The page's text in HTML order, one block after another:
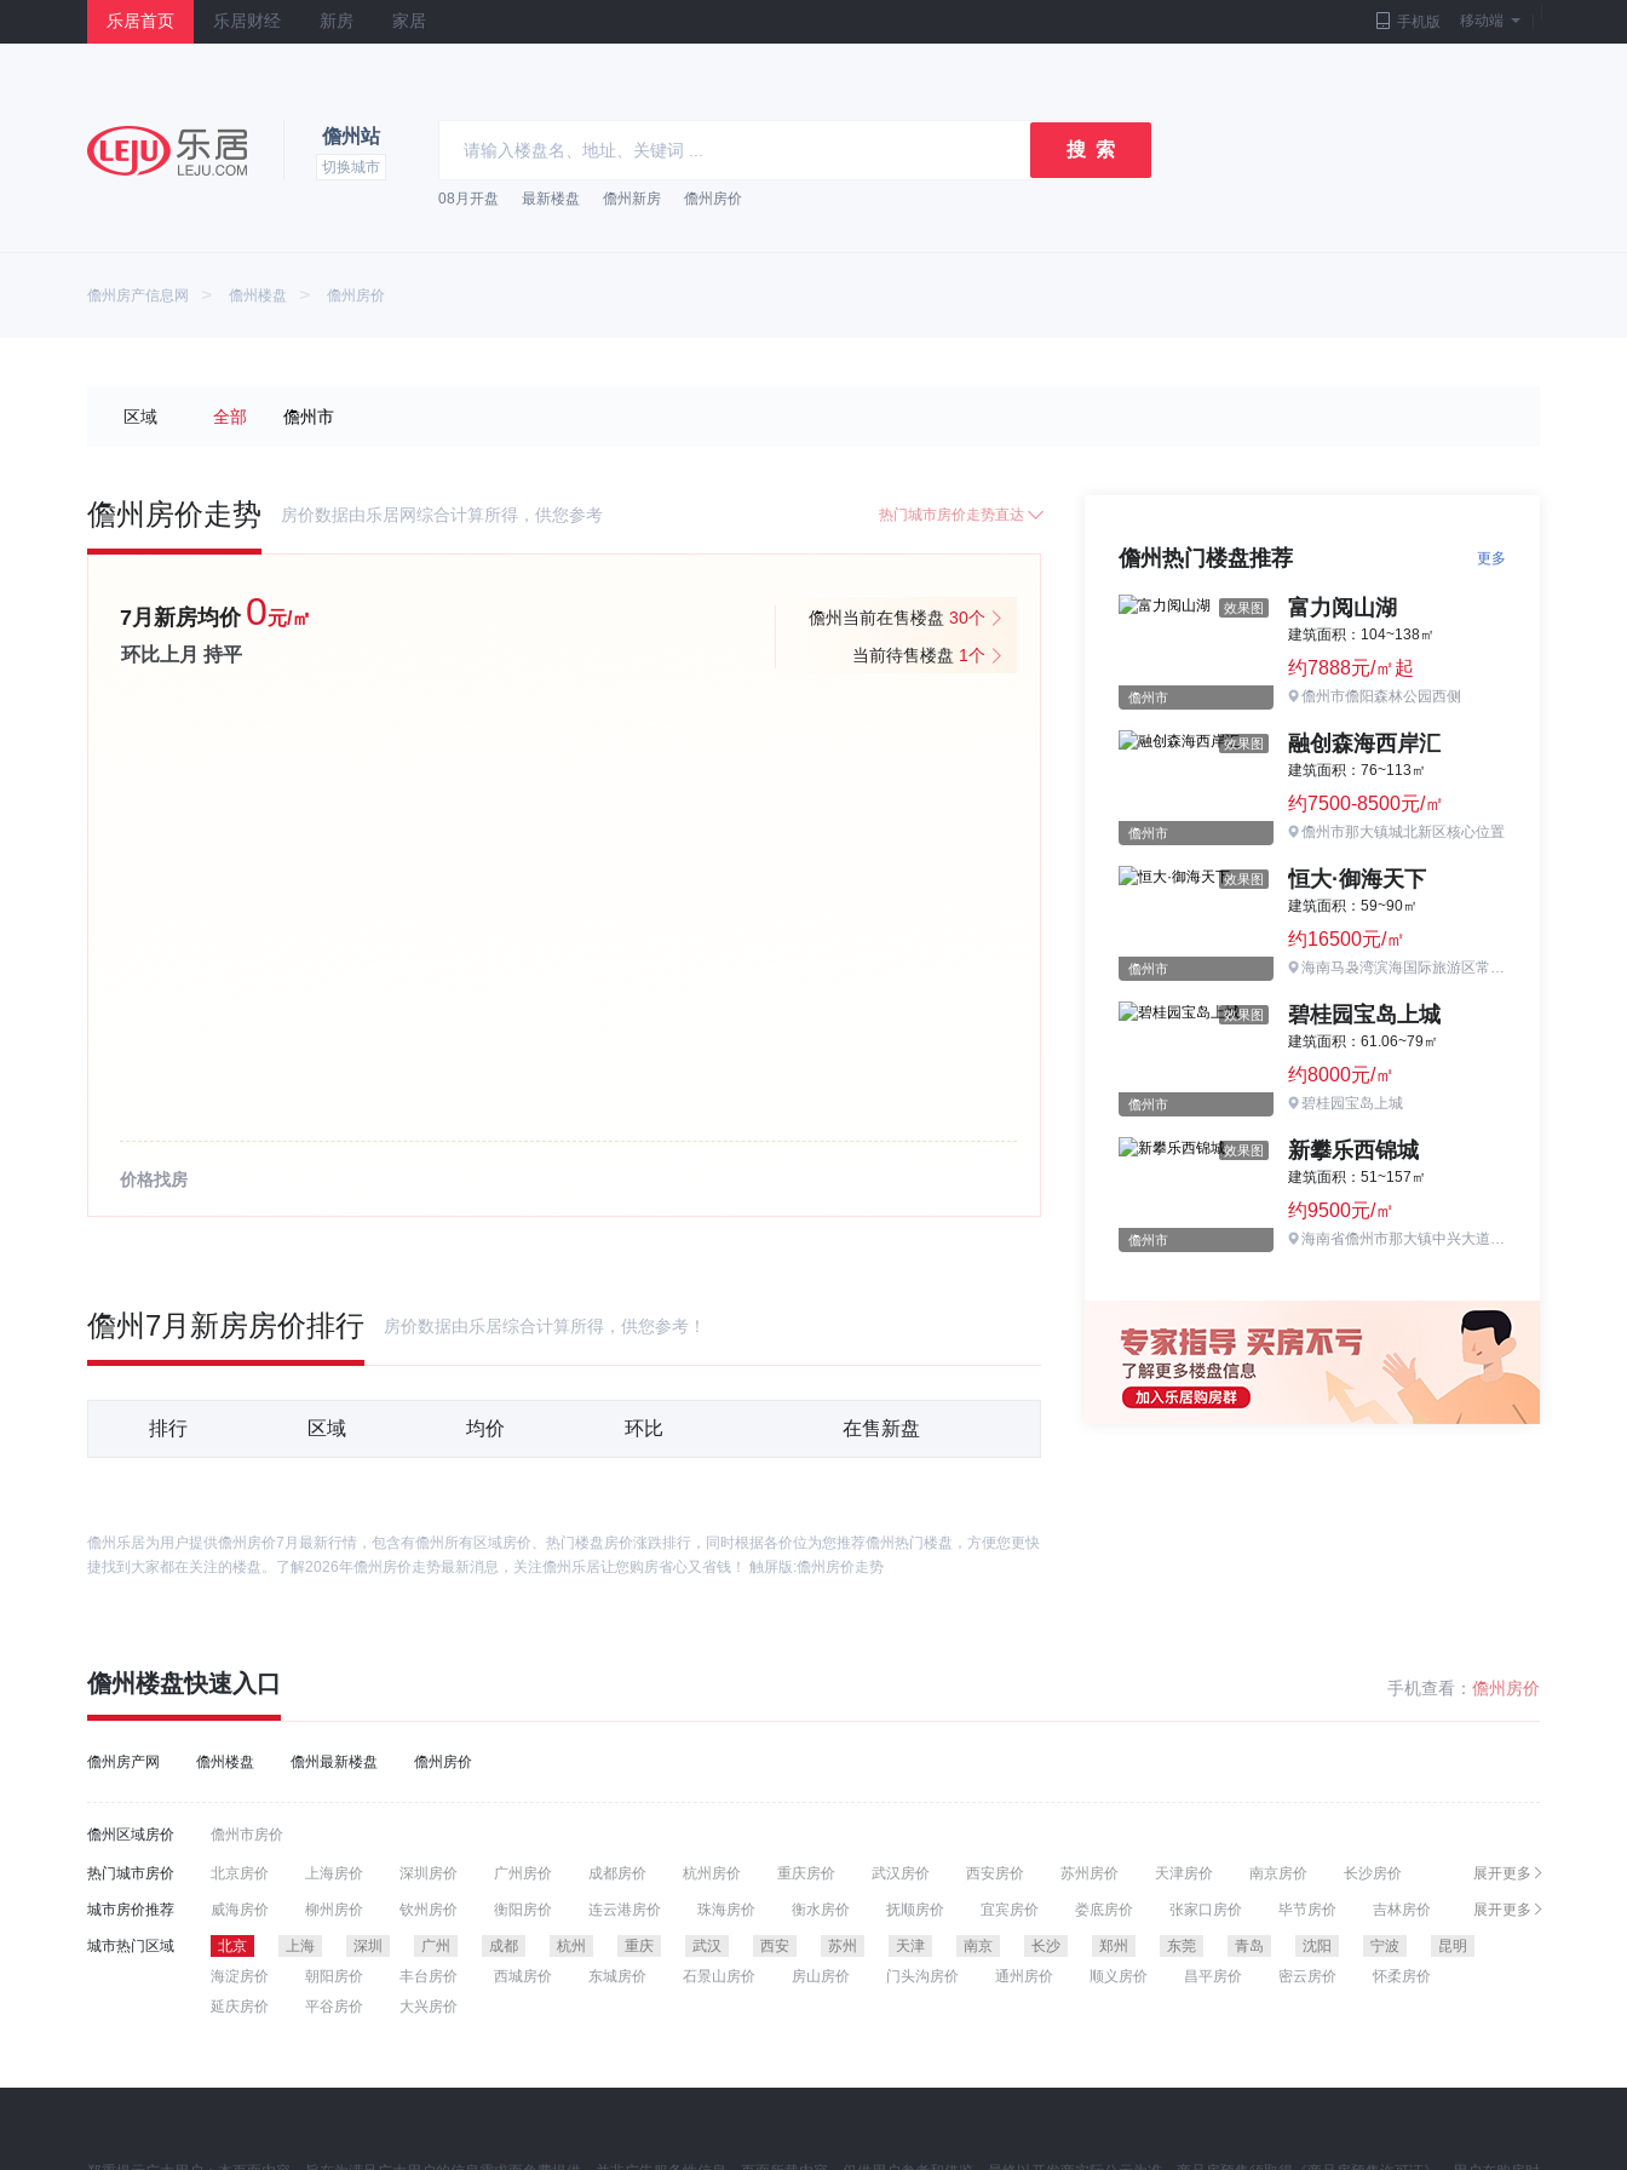
乐居首页 乐居财经 新房 家居 手机版 移动端
儋州站
切换城市
搜 索
08月开盘 最新楼盘 儋州新房 儋州房价
儋州房产信息网 > 儋州楼盘 > 儋州房价
区域 全部 儋州市
儋州房价走势 房价数据由乐居网综合计算所得，供您参考 热门城市房价走势直达
7月新房均价 0元/㎡
环比上月 持平
儋州当前在售楼盘 30个
当前待售楼盘 1个
价格找房
儋州7月新房房价排行 房价数据由乐居综合计算所得，供您参考！
排行 区域 均价 环比 在售新盘
儋州乐居为用户提供儋州房价7月最新行情，包含有儋州所有区域房价、热门楼盘房价涨跌排行，同时根据各价位为您推荐儋州热门楼盘，方便您更快
捷找到大家都在关注的楼盘。了解2026年儋州房价走势最新消息，关注儋州乐居让您购房省心又省钱！ 触屏版:儋州房价走势
儋州热门楼盘推荐 更多
效果图
儋州市
富力阅山湖
建筑面积：104~138㎡
约7888元/㎡起
儋州市儋阳森林公园西侧
效果图
儋州市
融创森海西岸汇
建筑面积：76~113㎡
约7500-8500元/㎡
儋州市那大镇城北新区核心位置
效果图
儋州市
恒大·御海天下
建筑面积：59~90㎡
约16500元/㎡
海南马袅湾滨海国际旅游区常青大道
效果图
儋州市
碧桂园宝岛上城
建筑面积：61.06~79㎡
约8000元/㎡
碧桂园宝岛上城
效果图
儋州市
新攀乐西锦城
建筑面积：51~157㎡
约9500元/㎡
海南省儋州市那大镇中兴大道与松涛路交汇处
儋州楼盘快速入口 手机查看： 儋州房价
儋州房产网 儋州楼盘 儋州最新楼盘 儋州房价
儋州区域房价 儋州市房价
热门城市房价 展开更多
北京房价 上海房价 深圳房价 广州房价 成都房价 杭州房价 重庆房价 武汉房价 西安房价 苏州房价 天津房价 南京房价
长沙房价
郑州房价
东莞房价 青岛房价 沈阳房价 宁波房价 昆明房价 无锡房价 佛山房价 合肥房价 大连房价 福州房价 厦门房价
哈尔滨房价
济南房价
城市房价推荐 展开更多
威海房价 柳州房价 钦州房价 衡阳房价 连云港房价 珠海房价 衡水房价 抚顺房价 宜宾房价 娄底房价 张家口房价 毕节房价
吉林房价
淮安房价
江门房价 汕头房价 通化房价 绍兴房价 常州房价 芜湖房价 洛阳房价 盘锦房价 葫芦岛房价 永州房价 襄阳房价
镇江房价
达州房价
张家界房价 南充房价 鞍山房价 锦州房价 银川房价 潮州房价 丹东房价 焦作房价
城市热门区域 北京 上海 深圳 广州 成都 杭州 重庆 武汉 西安 苏州 天津 南京 长沙 郑州 东莞 青岛 沈阳 宁波
昆明
海淀房价
朝阳房价 丰台房价 西城房价 东城房价 石景山房价 房山房价 门头沟房价 通州房价 顺义房价 昌平房价 密云房价
怀柔房价
延庆房价
平谷房价 大兴房价